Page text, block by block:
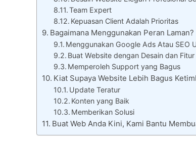
Team Expert
Kepuasan Client Adalah Prioritas
Bagaimana Menggunakan Peran Laman?
Menggunakan Google Ads Atau SEO
Buat Website dengan Desain dan
Memperoleh Support yang Bagus
Kiat Supaya Website Lebih Bagus
Update Teratur
Konten yang Baik
Memberikan Solusi
Buat Web Anda Kini, Kami Bantu